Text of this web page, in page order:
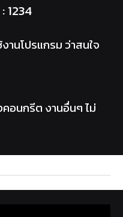
1234
านโปรแกรม ว่าสนใจ
คอนกรีต งานอื่นๆ ไม่